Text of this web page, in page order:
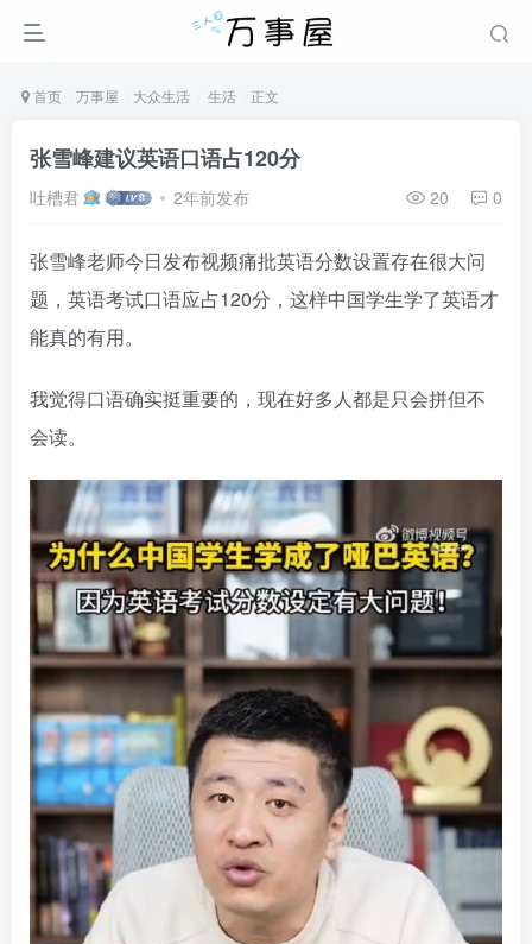
首页 万事屋 大众生活 生活 正文
张雪峰建议英语口语占120分
吐槽君 2年前发布 20 0
张雪峰老师今日发布视频痛批英语分数设置存在很大问
题，英语考试口语应占120分，这样中国学生学了英语才
能真的有用。
我觉得口语确实挺重要的，现在好多人都是只会拼但不
会读。